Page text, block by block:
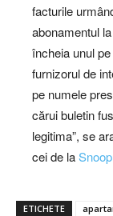
facturile
abonamentul
încheia unul
furnizorul de
pe numele
cărui buletin
legitima”, se
cei de laSnoop
ETICHETE